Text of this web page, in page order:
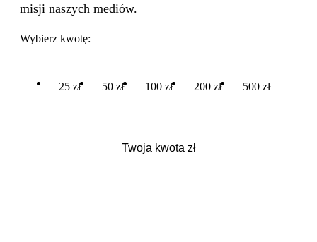
misji naszych mediów.
Wybierz kwotę:
25 zł 50 zł 100 zł 200 zł 500 zł